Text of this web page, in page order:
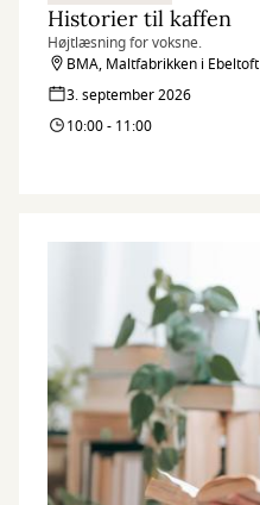
Historier til kaffen
Højtlæsning for voksne.
BMA, Maltfabrikken i Ebeltoft
3. september 2026
10:00 - 11:00